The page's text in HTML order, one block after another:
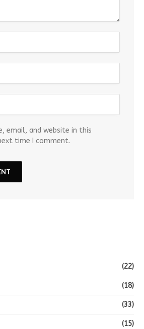
email, and website in this
time I comment.
(22)
(18)
(33)
(15)